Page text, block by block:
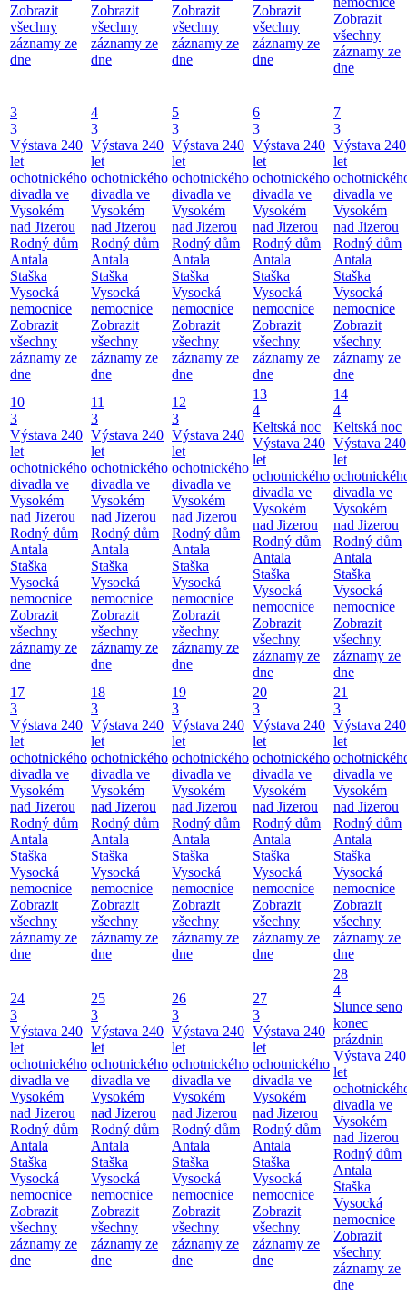
Zobrazit
všechny
záznamy ze
dne
Zobrazit
všechny
záznamy ze
dne
Zobrazit
všechny
záznamy ze
dne
Zobrazit
všechny
záznamy ze
dne
Zobrazit
všechny
záznamy ze
dne
3
3
Výstava 240
let
ochotnického
divadla ve
Vysokém
nad Jizerou
Rodný dům
Antala
Staška
Vysocká
nemocnice
Zobrazit
všechny
záznamy ze
dne
4
3
Výstava 240
let
ochotnického
divadla ve
Vysokém
nad Jizerou
Rodný dům
Antala
Staška
Vysocká
nemocnice
Zobrazit
všechny
záznamy ze
dne
5
3
Výstava 240
let
ochotnického
divadla ve
Vysokém
nad Jizerou
Rodný dům
Antala
Staška
Vysocká
nemocnice
Zobrazit
všechny
záznamy ze
dne
6
3
Výstava 240
let
ochotnického
divadla ve
Vysokém
nad Jizerou
Rodný dům
Antala
Staška
Vysocká
nemocnice
Zobrazit
všechny
záznamy ze
dne
7
3
Výstava 240
let
divadla ve
Vysokém
nad Jizerou
Rodný dům
Antala
Staška
Vysocká
nemocnice
Zobrazit
všechny
záznamy ze
dne
10
3
Výstava 240
let
ochotnického
divadla ve
Vysokém
nad Jizerou
Rodný dům
Antala
Staška
Vysocká
nemocnice
Zobrazit
všechny
záznamy ze
dne
11
3
Výstava 240
let
ochotnického
divadla ve
Vysokém
nad Jizerou
Rodný dům
Antala
Staška
Vysocká
nemocnice
Zobrazit
všechny
záznamy ze
dne
12
3
Výstava 240
let
ochotnického
divadla ve
Vysokém
nad Jizerou
Rodný dům
Antala
Staška
Vysocká
nemocnice
Zobrazit
všechny
záznamy ze
dne
13
4
Keltská noc
Výstava 240
let
ochotnického
divadla ve
Vysokém
nad Jizerou
Rodný dům
Antala
Staška
Vysocká
nemocnice
Zobrazit
všechny
záznamy ze
dne
14
4
Keltská noc
Výstava 240
let
divadla ve
Vysokém
nad Jizerou
Rodný dům
Antala
Staška
Vysocká
nemocnice
Zobrazit
všechny
záznamy ze
dne
17
3
Výstava 240
let
ochotnického
divadla ve
Vysokém
nad Jizerou
Rodný dům
Antala
Staška
Vysocká
nemocnice
Zobrazit
všechny
záznamy ze
dne
18
3
Výstava 240
let
ochotnického
divadla ve
Vysokém
nad Jizerou
Rodný dům
Antala
Staška
Vysocká
nemocnice
Zobrazit
všechny
záznamy ze
dne
19
3
Výstava 240
let
ochotnického
divadla ve
Vysokém
nad Jizerou
Rodný dům
Antala
Staška
Vysocká
nemocnice
Zobrazit
všechny
záznamy ze
dne
20
3
Výstava 240
let
ochotnického
divadla ve
Vysokém
nad Jizerou
Rodný dům
Antala
Staška
Vysocká
nemocnice
Zobrazit
všechny
záznamy ze
dne
21
3
Výstava 240
let
divadla ve
Vysokém
nad Jizerou
Rodný dům
Antala
Staška
Vysocká
nemocnice
Zobrazit
všechny
záznamy ze
dne
24
3
Výstava 240
let
ochotnického
divadla ve
Vysokém
nad Jizerou
Rodný dům
Antala
Staška
Vysocká
nemocnice
Zobrazit
všechny
záznamy ze
dne
25
3
Výstava 240
let
ochotnického
divadla ve
Vysokém
nad Jizerou
Rodný dům
Antala
Staška
Vysocká
nemocnice
Zobrazit
všechny
záznamy ze
dne
26
3
Výstava 240
let
ochotnického
divadla ve
Vysokém
nad Jizerou
Rodný dům
Antala
Staška
Vysocká
nemocnice
Zobrazit
všechny
záznamy ze
dne
27
3
Výstava 240
let
ochotnického
divadla ve
Vysokém
nad Jizerou
Rodný dům
Antala
Staška
Vysocká
nemocnice
Zobrazit
všechny
záznamy ze
dne
28
4
Slunce seno
konec
prázdnin
Výstava 240
let
divadla ve
Vysokém
nad Jizerou
Rodný dům
Antala
Staška
Vysocká
nemocnice
Zobrazit
všechny
záznamy ze
dne